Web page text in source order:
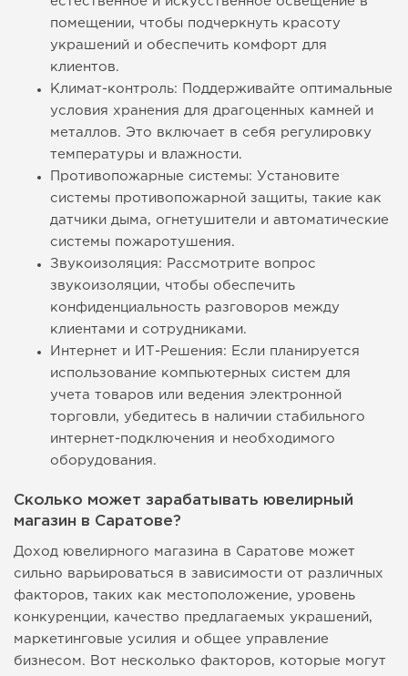
помещении, чтобы подчеркнуть красоту
украшений и обеспечить комфорт для
клиентов.
Климат-контроль: Поддерживайте оптимальные
условия хранения для драгоценных камней и
металлов. Это включает в себя регулировку
температуры и влажности.
Противопожарные системы: Установите
системы противопожарной защиты, такие как
датчики дыма, огнетушители и автоматические
системы пожаротушения.
Звукоизоляция: Рассмотрите вопрос
звукоизоляции, чтобы обеспечить
конфиденциальность разговоров между
клиентами и сотрудниками.
Интернет и ИТ-Решения: Если планируется
использование компьютерных систем для
учета товаров или ведения электронной
торговли, убедитесь в наличии стабильного
интернет-подключения и необходимого
оборудования.
Сколько может зарабатывать ювелирный
магазин в Саратове?
Доход ювелирного магазина в Саратове может
сильно варьироваться в зависимости от различных
факторов, таких как местоположение, уровень
конкуренции, качество предлагаемых украшений,
маркетинговые усилия и общее управление
бизнесом. Вот несколько факторов, которые могут